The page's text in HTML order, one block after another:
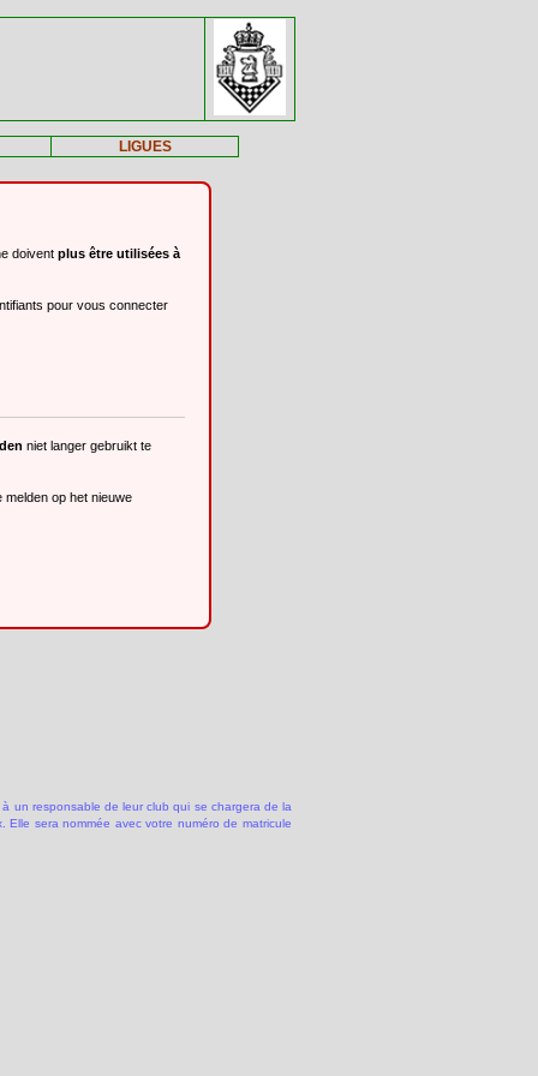
LIGUES
doivent plus être utilisées à
pour vous connecter
niet langer gebruikt te
melden op het nieuwe
un responsable de leur club qui se chargera de la
sera nommée avec votre numéro de matricule